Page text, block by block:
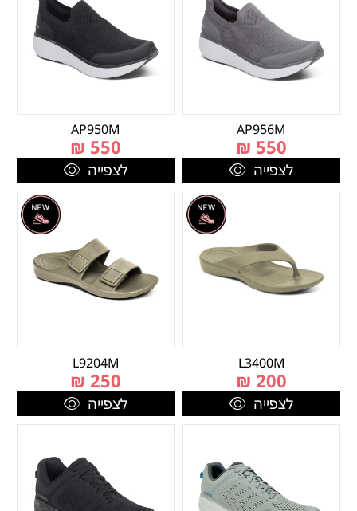
AP956M
550
₪
לצפייה
AP950M
550
₪
לצפייה
L3400M
200
₪
לצפייה
L9204M
250
₪
לצפייה